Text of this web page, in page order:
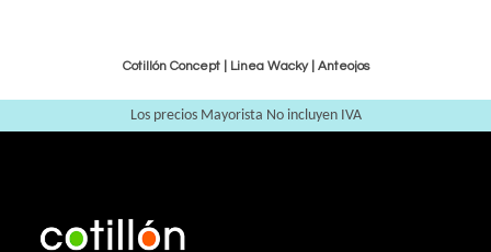
Cotillón Concept | Linea Wacky| Anteojos
Los precios Mayorista No incluyen IVA